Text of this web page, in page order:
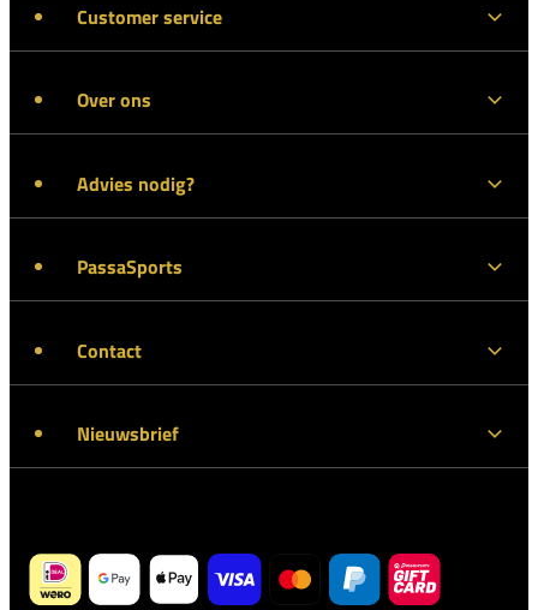
Customer service
Over ons
Advies nodig?
PassaSports
Contact
Nieuwsbrief